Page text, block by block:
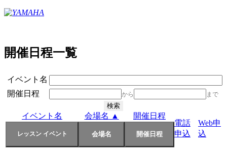
開催日程一覧
イベント名
開催日程
から まで
イベント名 会場名 ▲
開催日程
電話
申込
Web申
込